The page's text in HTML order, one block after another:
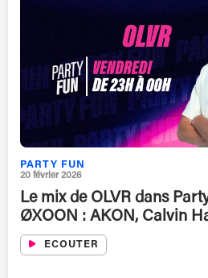
PARTY FUN
20 février 2026
Le mix de OLVR dans
ØXOON : AKON, Calvin
ECOUTER